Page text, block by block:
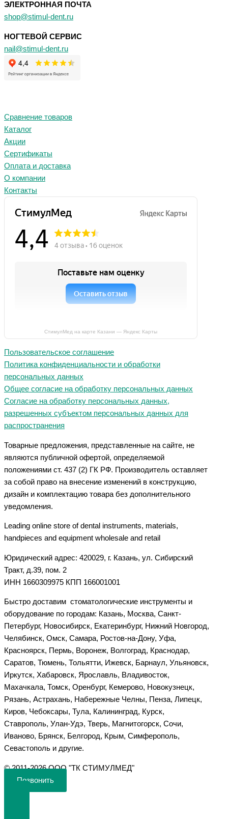
ЭЛЕКТРОННАЯ ПОЧТА
shop@stimul-dent.ru
НОГТЕВОЙ СЕРВИС
nail@stimul-dent.ru
Сравнение товаров
Каталог
Акции
Сертификаты
Оплата и доставка
О компании
Контакты
СтимулМед на карте Казани — Яндекс Карты
Пользовательское соглашение
Политика конфиденциальности и обработки
персональных данных
Общее согласие на обработку персональных данных
Согласие на обработку персональных данных,
разрешенных субъектом персональных данных для
распространения
Товарные предложения, представленные на сайте, не
являются публичной офертой, определяемой
положениями ст. 437 (2) ГК РФ. Производитель оставляет
за собой право на внесение изменений в конструкцию,
дизайн и комплектацию товара без дополнительного
уведомления.
Leading online store of dental instruments, materials,
handpieces and equipment wholesale and retail
Юридический адрес: 420029, г. Казань, ул. Сибирский
Тракт, д.39, пом. 2
ИНН 1660309975 КПП 166001001
Быстро доставим стоматологические инструменты и
оборудование по городам: Казань, Москва, Санкт-
Петербург, Новосибирск, Екатеринбург, Нижний Новгород,
Челябинск, Омск, Самара, Ростов-на-Дону, Уфа,
Красноярск, Пермь, Воронеж, Волгоград, Краснодар,
Саратов, Тюмень, Тольятти, Ижевск, Барнаул, Ульяновск,
Иркутск, Хабаровск, Ярославль, Владивосток,
Махачкала, Томск, Оренбург, Кемерово, Новокузнецк,
Рязань, Астрахань, Набережные Челны, Пенза, Липецк,
Киров, Чебоксары, Тула, Калининград, Курск,
Ставрополь, Улан-Удэ, Тверь, Магнитогорск, Сочи,
Иваново, Брянск, Белгород, Крым, Симферополь,
Севастополь и другие.
©️ 2011-2026 ООО "ТК СТИМУЛМЕД"
Позвонить